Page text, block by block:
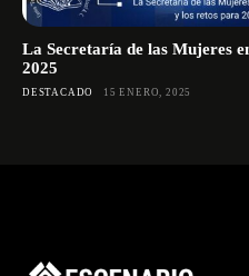
La Secretaría de las Mujeres
2025
DESTACADO 15 ENERO, 2025